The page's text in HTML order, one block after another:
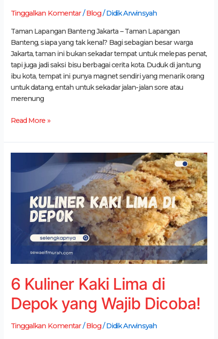
Tinggalkan Komentar/Blog/Didik Arwinsyah
Taman Lapangan Banteng Jakarta – Taman Lapangan
Banteng, siapa yang tak kenal? Bagi sebagian besar warga
Jakarta, taman ini bukan sekadar tempat untuk melepas penat,
tapi juga jadi saksi bisu berbagai cerita kota. Duduk di jantung
ibu kota, tempat ini punya magnet sendiri yang menarik orang
untuk datang, entah untuk sekadar jalan-jalan sore atau
merenung
Read More »
6 Kuliner Kaki Lima di
Depok yang Wajib Dicoba!
Tinggalkan Komentar/Blog/Didik Arwinsyah
Kuliner
Lima
Depok
Dicoba!